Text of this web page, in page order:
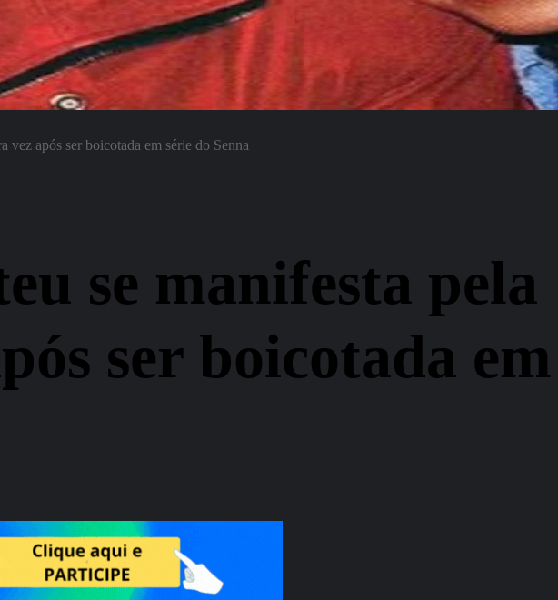
vez após ser boicotada em série do Senna
se manifesta pela
ser boicotada